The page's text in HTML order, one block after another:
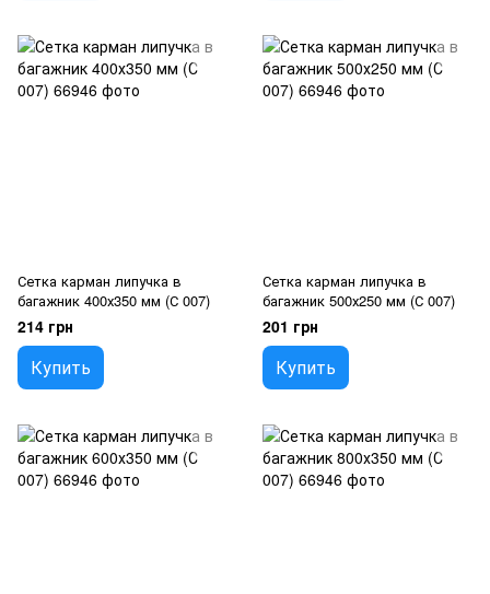
Сетка карман липучка в
багажник 400х350 мм (С 007)
214 грн
Купить
Сетка карман липучка в
багажник 500х250 мм (С 007)
201 грн
Купить